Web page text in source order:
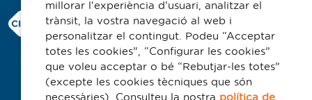
Consorci Hospitalari de Vic
Carrer Francesc Pla 'El Vigatà', 1
08500 Vic
Telèfon 93 702 77 16
Contacte
millorar l'experiència d'usuari, analitzar el
trànsit, la vostra navegació al web i
personalitzar el contingut. Podeu “Acceptar
totes les cookies”, “Configurar les cookies”
que voleu acceptar o bé “Rebutjar-les totes”
(excepte les cookies tècniques que són
necessàries). Consulteu la nostra política de